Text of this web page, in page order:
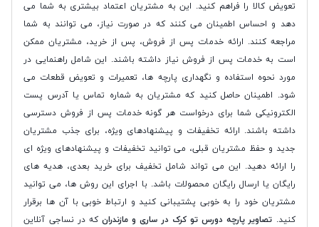
تعویض کالا را فراهم کنید. این به مشتریان اعتماد بیشتری به شما می
دهد و احساس اطمینان می کنند که در صورت نیاز، می توانند به شما
مراجعه کنند. ارائه خدمات پس از فروش، پس از خرید، مشتریان ممکن
است به خدمات پس از فروش نیاز داشته باشند. این شامل راهنمایی در
مورد نحوه استفاده و نگهداری پارچه ها، تعمیرات و تعویض قطعات می
شود. اطمینان حاصل کنید که مشتریان به شماره تماس یا آدرس پست
الکترونیکی شما برای درخواست هر گونه خدمات پس از فروش دسترسی
داشته باشند. ارائه تخفیفات و پیشنهادهای ویژه، برای جذب مشتریان
جدید و حفظ مشتریان قبلی، می توانید تخفیفات و پیشنهادهای ویژه ای
را ارائه دهید. این می تواند شامل تخفیف برای خرید بعدی، هدیه های
رایگان یا ارسال رایگان محصولات باشد. با اجرای این روش ها، می توانید
مشتریان خود را به خوبی پشتیبانی کنید و ارتباط خوبی با آن ها برقرار
کنید. تصاویر پارچه دورس تو کرک در ساری و مازندرانکه در نساجی آنلاین